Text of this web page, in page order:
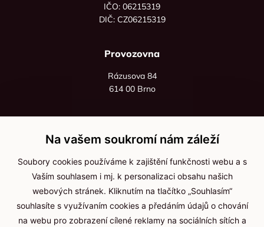
IČO: 06215319
DIČ: CZ06215319
Provozovna
Rázusova 84
614 00 Brno
+420 736 535 066
Po - pá: 8:00 - 16:00
info@jma-kam.cz
Důležité informace
Na vašem soukromí nám záleží
Soubory cookies používáme k zajištění funkčnosti webu a s
Vaším souhlasem i mj. k personalizaci obsahu našich
webových stránek. Kliknutím na tlačítko „Souhlasím“
souhlasíte s využívaním cookies a předáním údajů o chování
na webu pro zobrazení cílené reklamy na sociálních sítích a